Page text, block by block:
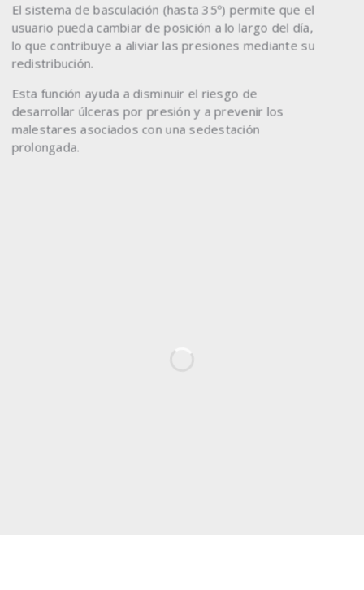
El sistema de basculación (hasta 35º) permite que el
usuario pueda cambiar de posición a lo largo del día,
lo que contribuye a aliviar las presiones mediante su
redistribución.
Esta función ayuda a disminuir el riesgo de
desarrollar úlceras por presión y a prevenir los
malestares asociados con una sedestación
prolongada.